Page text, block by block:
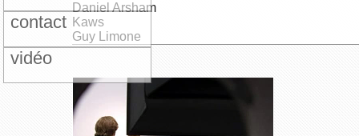
contact
vidéo
Daniel Arsham
Kaws
Guy Limone